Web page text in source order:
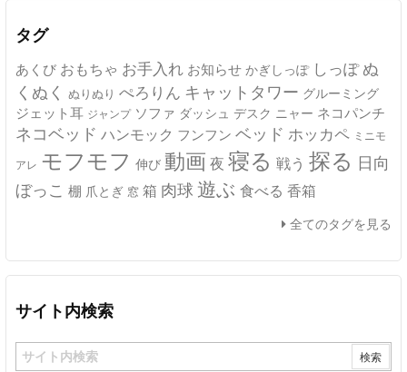
タグ
あくび おもちゃ お手入れ お知らせ かぎしっぽ しっぽ ぬ
くぬく ぬりぬり ぺろりん キャットタワー グルーミング
ジェット耳 ジャンプ ソファ ダッシュ デスク ニャー ネコパンチ
ネコベッド ハンモック フンフン ベッド ホッカペ ミニモ
アレ モフモフ 伸び 動画 夜 寝る 戦う 探る 日向
ぼっこ 棚 爪とぎ 窓 箱 肉球 遊ぶ 食べる 香箱
全てのタグを見る
サイト内検索